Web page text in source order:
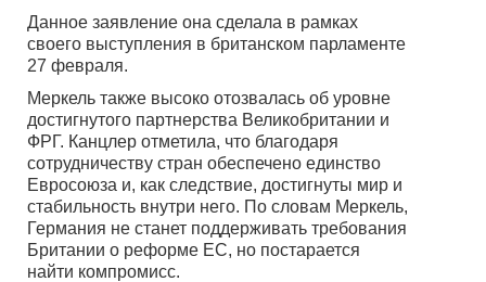
Данное заявление она сделала в рамках
своего выступления в британском парламенте
27 февраля.
Меркель также высоко отозвалась об уровне
достигнутого партнерства Великобритании и
ФРГ. Канцлер отметила, что благодаря
сотрудничеству стран обеспечено единство
Евросоюза и, как следствие, достигнуты мир и
стабильность внутри него. По словам Меркель,
Германия не станет поддерживать требования
Британии о реформе ЕС, но постарается
найти компромисс.